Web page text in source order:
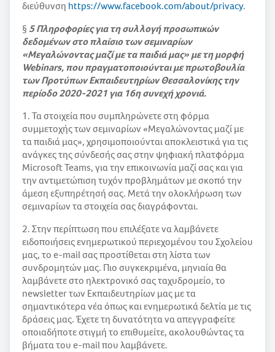
διεύθυνση https://www.facebook.com/about/privacy.
§ 5 Πληροφορίες για τη συλλογή προσωπικών
δεδομένων στο πλαίσιο των σεμιναρίων
«Μεγαλώνοντας μαζί με τα παιδιά μας» με τη μορφή
Webinars, που πραγματοποιούνται με πρωτοβουλία
των Προτύπων Εκπαιδευτηρίων Θεσσαλονίκης την
περίοδο 2020-2021 για 16η συνεχή χρονιά.
1. Τα στοιχεία που συμπληρώνετε στη φόρμα
συμμετοχής των σεμιναρίων «Μεγαλώνοντας μαζί με
τα παιδιά μας», χρησιμοποιούνται αποκλειστικά για τις
ανάγκες της σύνδεσής σας στην ψηφιακή πλατφόρμα
Microsoft Teams, για την επικοινωνία μαζί σας και για
την αντιμετώπιση τυχόν προβλημάτων με σκοπό την
άμεση εξυπηρέτησή σας. Μετά την ολοκλήρωση των
σεμιναρίων τα στοιχεία σας διαγράφονται.
2. Στην περίπτωση που επιλέξατε να λαμβάνετε
ειδοποιήσεις ενημερωτικού περιεχομένου του Σχολείου
μας, το e-mail σας προστίθεται στη λίστα των
συνδρομητών μας. Πιο συγκεκριμένα, μηνιαία θα
λαμβάνετε στο ηλεκτρονικό σας ταχυδρομείο, το
newsletter των Εκπαιδευτηρίων μας με τα
σημαντικότερα νέα όπως και ενημερωτικά δελτία με τις
δράσεις μας. Έχετε τη δυνατότητα να απεγγραφείτε
οποιαδήποτε στιγμή το επιθυμείτε, ακολουθώντας τα
βήματα του e-mail που λαμβάνετε.